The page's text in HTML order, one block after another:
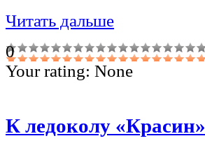
Читать дальше
0
Your rating: None
К ледоколу «Красин»